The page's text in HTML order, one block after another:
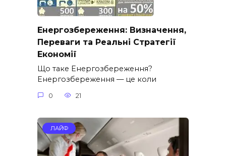
Енергозбереження: Визначення,
Переваги та Реальні Стратегії
Економії
Що таке Енергозбереження?
Енергозбереження — це коли
0 21
ЛАЙФ